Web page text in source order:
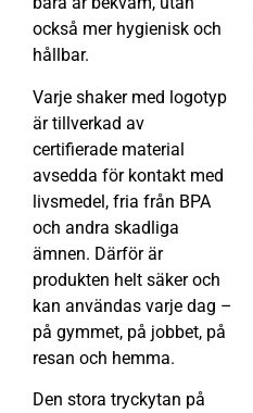
också mer hygienisk och
hållbar.
Varje shaker med logotyp
är tillverkad av
certifierade material
avsedda för kontakt med
livsmedel, fria från BPA
och andra skadliga
ämnen. Därför är
produkten helt säker och
kan användas varje dag –
på gymmet, på jobbet, på
resan och hemma.
Den stora tryckytan på